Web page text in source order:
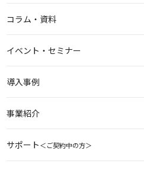
コラム・資料
イベント・セミナー
導入事例
事業紹介
サポート＜ご契約中の方＞